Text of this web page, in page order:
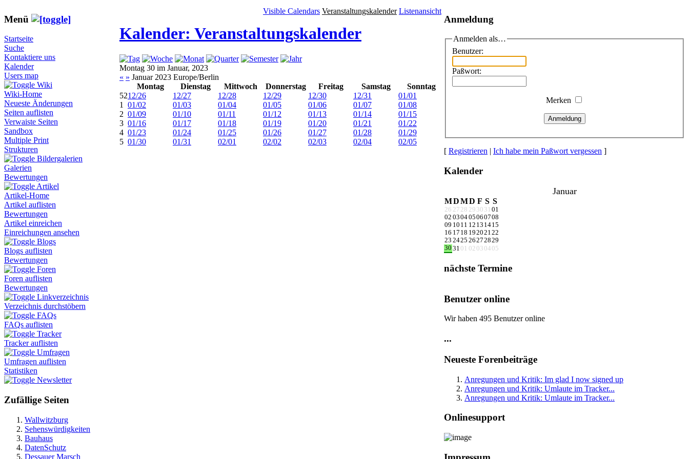
Menü
Startseite
Suche
Kontaktiere uns
Kalender
Users map
Wiki
Wiki-Home
Neueste Änderungen
Seiten auflisten
Verwaiste Seiten
Sandbox
Multiple Print
Strukturen
Bildergalerien
Galerien
Bewertungen
Artikel
Artikel-Home
Artikel auflisten
Bewertungen
Artikel einreichen
Einreichungen ansehen
Blogs
Blogs auflisten
Bewertungen
Foren
Foren auflisten
Bewertungen
Linkverzeichnis
Verzeichnis durchstöbern
FAQs
FAQs auflisten
Tracker
Tracker auflisten
Umfragen
Umfragen auflisten
Statistiken
Newsletter
Zufällige Seiten
Wallwitzburg
Sehenswürdigkeiten
Bauhaus
DatenSchutz
Dessauer Marsch
Visible Calendars Veranstaltungskalender Listenansicht
Kalender: Veranstaltungskalender
Montag 30 im Januar, 2023
« » Januar 2023 Europe/Berlin
Montag
Dienstag Mittwoch Donnerstag Freitag Samstag
Sonntag
5212/26 12/27 12/28 12/29 12/30 12/31
01/01
1
01/02 01/03 01/04 01/05 01/06 01/07
01/08
2 01/09 01/10 01/11 01/12 01/13 01/14
01/15
3 01/16 01/17 01/18 01/19 01/20 01/21
01/22
4 01/23 01/24 01/25 01/26 01/27 01/28
01/29
5 01/30 01/31 02/01 02/02 02/03 02/04 02/05
Anmeldung
Anmelden als…
Benutzer:
Paßwort:
Merken
Anmeldung
[ Registrieren | Ich habe mein Paßwort vergessen ]
Kalender
Januar
MDMD F S S
26 27 28 29 30 31
01
02 030405060708
09 10 11 12 13 1415
16 17 18 19202122
23 2425 26272829
30 31 01 02 03 04 05
nächste Termine
Benutzer online
Wir haben 495 Benutzer online
...
Neueste Forenbeiträge
Anregungen und Kritik: Im glad I now signed up
Anregungen und Kritik: Umlaute im Tracker...
Anregungen und Kritik: Umlaute im Tracker...
Onlinesupport